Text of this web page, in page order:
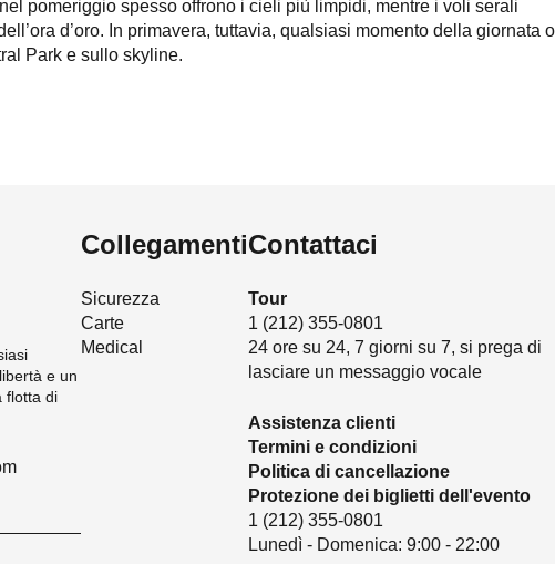
nel pomeriggio spesso offrono i cieli più limpidi, mentre i voli serali
d’oro. In primavera, tuttavia, qualsiasi momento della giornata
Park e sullo skyline.
e un
flotta di
Collegamenti
Sicurezza
Carte
Medical
Contattaci
Tour
1 (212) 355-0801
24 ore su 24, 7 giorni su 7, si prega di
lasciare un messaggio vocale
Assistenza clienti
Termini e condizioni
Politica di cancellazione
Protezione dei biglietti dell'evento
1 (212) 355-0801
Lunedì - Domenica: 9:00 - 22:00